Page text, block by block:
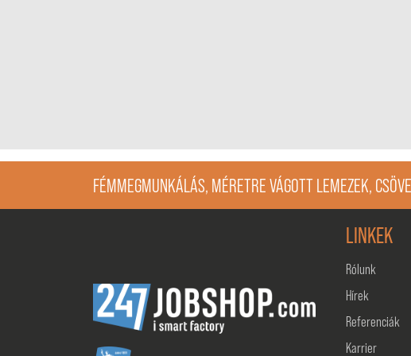
FÉMMEGMUNKÁLÁS, MÉRETRE VÁGOTT LEMEZEK,
LINKEK
Rólunk
Hírek
Referenciák
Karrier